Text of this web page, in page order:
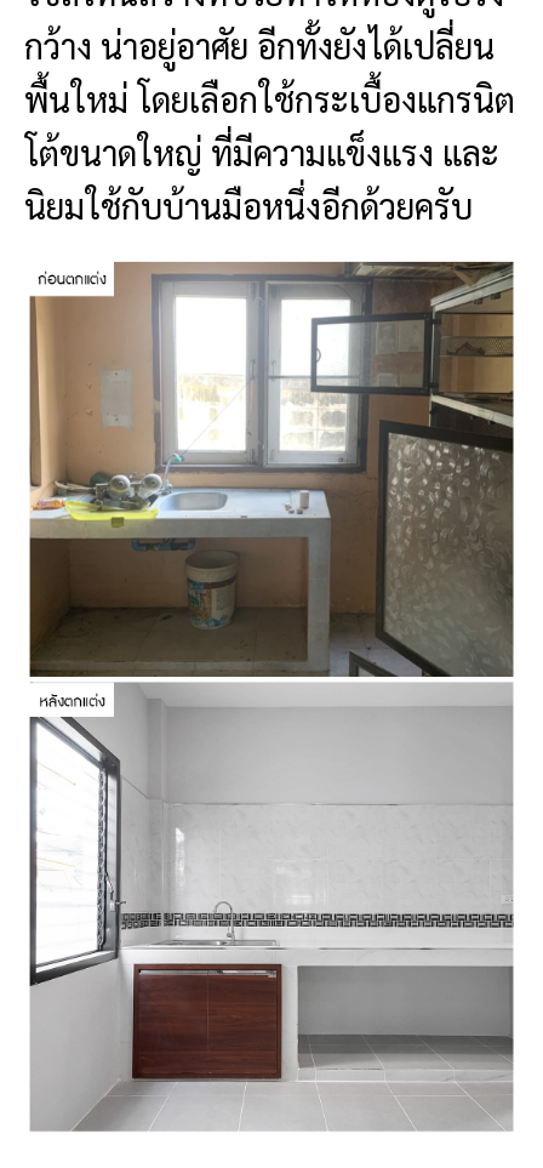
กว้าง น่าอยู่อาศัย อีกทั้งยังได้เปลี่ยน
พื้นใหม่ โดยเลือกใช้กระเบื้องแกรนิต
โต้ขนาดใหญ่ ที่มีความแข็งแรง และ
นิยมใช้กับบ้านมือหนึ่งอีกด้วยครับ